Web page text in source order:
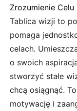
Zrozumienie
Tablica wizji to
pomaga
celach.
o swoich
stworzyć stałe
chcą osiągnąć.
motywację i